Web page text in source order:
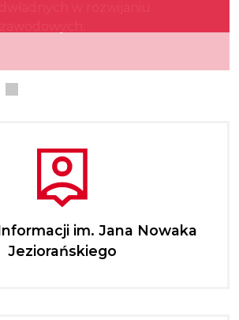
im. Jana Nowaka
Jeziorańskiego